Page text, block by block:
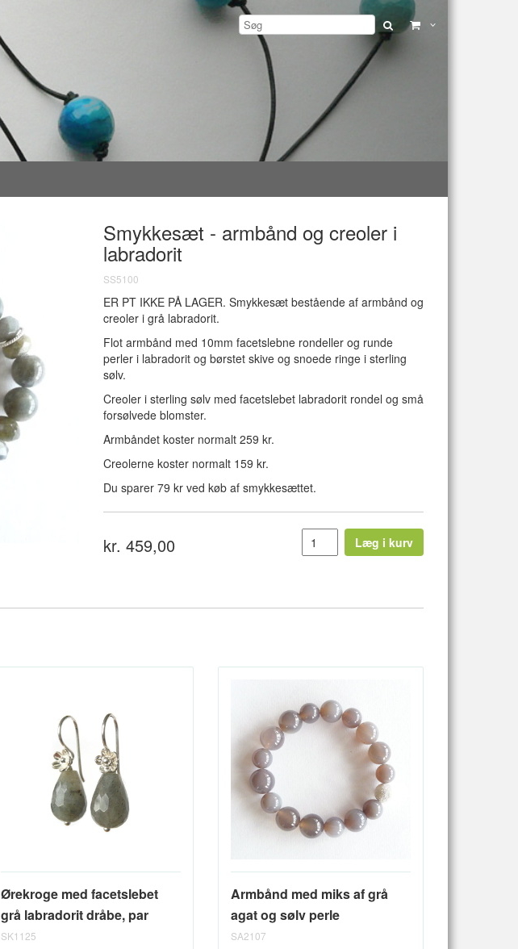
Smykkesæt - armbånd og creoler i
labradorit
SS5100
ER PT IKKE PÅ LAGER. Smykkesæt bestående af armbånd og
creoler i grå labradorit.
Flot armbånd med 10mm facetslebne rondeller og runde
perler i labradorit og børstet skive og snoede ringe i sterling
sølv.
Creoler i sterling sølv med facetslebet labradorit rondel og små
forsølvede blomster.
Armbåndet koster normalt 259 kr.
Creolerne koster normalt 159 kr.
Du sparer 79 kr ved køb af smykkesættet.
kr. 459,00 Læg i kurv
Ørekroge med facetslebet
grå labradorit dråbe, par
SK1125
Armbånd med miks af grå
agat og sølv perle
SA2107